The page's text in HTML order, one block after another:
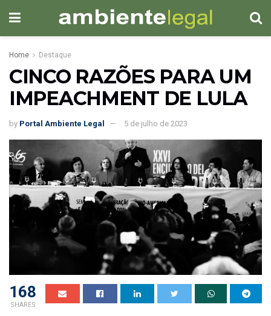
Home Destaque
CINCO RAZÕES PARA UM
IMPEACHMENT DE LULA
by Portal Ambiente Legal 5 de julho de 2023
168
SHARES